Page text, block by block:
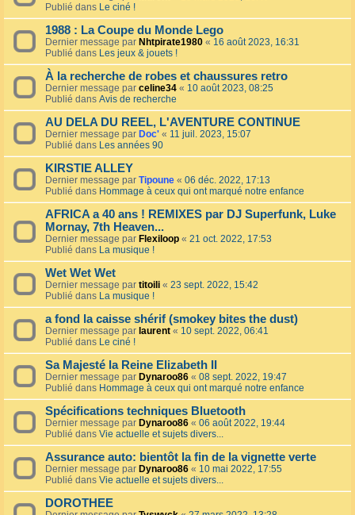
Publié dans Le ciné !
1988 : La Coupe du Monde Lego
Dernier message par Nhtpirate1980 « 16 août 2023, 16:31
Publié dans Les jeux & jouets !
À la recherche de robes et chaussures retro
Dernier message par celine34 « 10 août 2023, 08:25
Publié dans Avis de recherche
AU DELA DU REEL, L'AVENTURE CONTINUE
Dernier message par Doc' « 11 juil. 2023, 15:07
Publié dans Les années 90
KIRSTIE ALLEY
Dernier message par Tipoune « 06 déc. 2022, 17:13
Publié dans Hommage à ceux qui ont marqué notre enfance
AFRICA a 40 ans ! REMIXES par DJ Superfunk, Luke
Mornay, 7th Heaven...
Dernier message par Flexiloop « 21 oct. 2022, 17:53
Publié dans La musique !
Wet Wet Wet
Dernier message par titoili « 23 sept. 2022, 15:42
Publié dans La musique !
a fond la caisse shérif (smokey bites the dust)
Dernier message par laurent « 10 sept. 2022, 06:41
Publié dans Le ciné !
Sa Majesté la Reine Elizabeth II
Dernier message par Dynaroo86 « 08 sept. 2022, 19:47
Publié dans Hommage à ceux qui ont marqué notre enfance
Spécifications techniques Bluetooth
Dernier message par Dynaroo86 « 06 août 2022, 19:44
Publié dans Vie actuelle et sujets divers...
Assurance auto: bientôt la fin de la vignette verte
Dernier message par Dynaroo86 « 10 mai 2022, 17:55
Publié dans Vie actuelle et sujets divers...
DOROTHEE